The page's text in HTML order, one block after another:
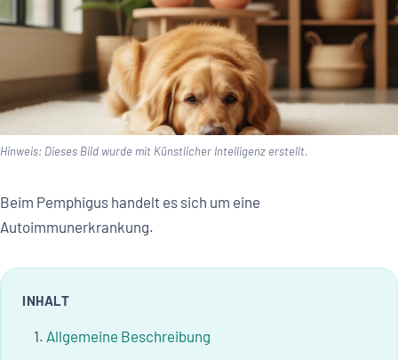
Hinweis: Dieses Bild wurde mit Künstlicher Intelligenz erstellt.
Beim Pemphigus handelt es sich um eine
Autoimmunerkrankung.
INHALT
Allgemeine Beschreibung